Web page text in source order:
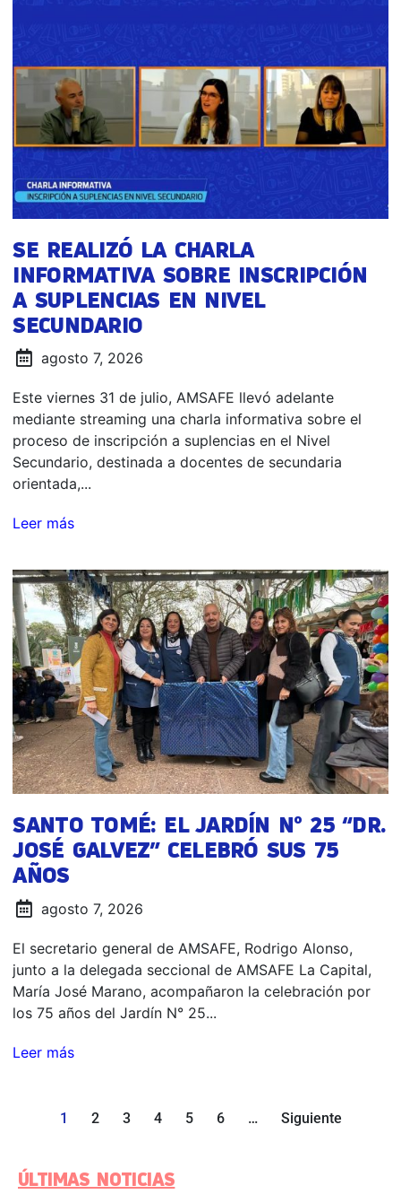
SE REALIZÓ LA CHARLA
INFORMATIVA SOBRE INSCRIPCIÓN
A SUPLENCIAS EN NIVEL
SECUNDARIO
agosto 7, 2026
Este viernes 31 de julio, AMSAFE llevó adelante
mediante streaming una charla informativa sobre el
proceso de inscripción a suplencias en el Nivel
Secundario, destinada a docentes de secundaria
orientada,...
Leer más
SANTO TOMÉ: EL JARDÍN N° 25 “DR.
JOSÉ GALVEZ” CELEBRÓ SUS 75
AÑOS
agosto 7, 2026
El secretario general de AMSAFE, Rodrigo Alonso,
junto a la delegada seccional de AMSAFE La Capital,
María José Marano, acompañaron la celebración por
los 75 años del Jardín N° 25...
Leer más
1 2 3 4 5 6 … Siguiente
ÚLTIMAS NOTICIAS